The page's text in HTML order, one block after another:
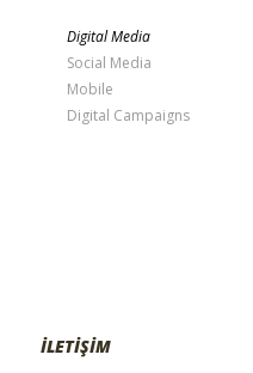
Digital Media
Social Media
Mobile
Digital Campaigns
İLETİŞİM